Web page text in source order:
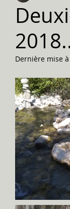
Dernière mise